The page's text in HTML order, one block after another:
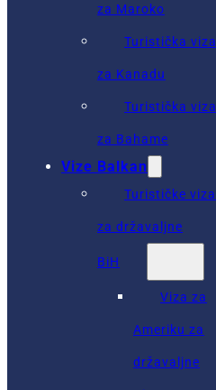
za Maroko
Turistička viza
za Kanadu
Turistička viza
za Bahame
Vize Balkan
Turističke viza
za državaljne
BiH
Viza za
Ameriku za
državaljne